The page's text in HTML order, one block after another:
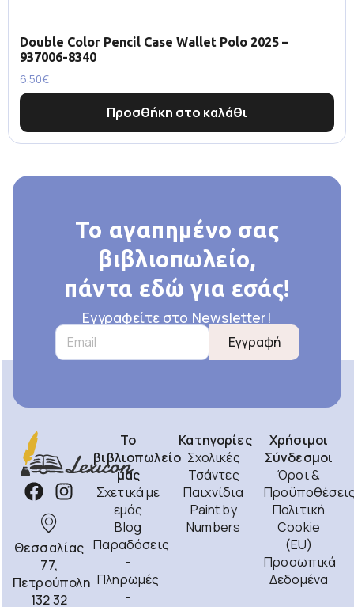
Double Color Pencil Case Wallet Polo 2025 –
937006-8340
6.50€
Προσθήκη στο καλάθι
Το αγαπημένο σας
βιβλιοπωλείο,
πάντα εδώ για εσάς!
Εγγραφείτε στο Newsletter!
Εγγραφή
Θεσσαλίας
77,
Πετρούπολη
132 32
Το
βιβλιοπωλείο
μας
Σχετικά με
εμάς
Blog
Παραδόσεις
-
Πληρωμές
-
Κατηγορίες
Σχολικές
Τσάντες
Παιχνίδια
Paint by
Numbers
Χρήσιμοι
Σύνδεσμοι
Όροι &
Πολιτική
Cookie
(EU)
Προσωπικά
Δεδομένα